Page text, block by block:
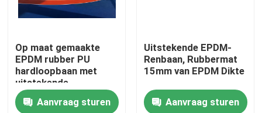
Fabriekstour
Kwaliteitscontrole
Neem contact met ons op
Op maat gemaakte
EPDM rubber PU
hardloopbaan met
uitstekende
schokabsorptie en
UV-weerstand
Aanvraag sturen
Uitstekende EPDM-
Renbaan, Rubbermat
15mm van EPDM Dikte
Aanvraag sturen